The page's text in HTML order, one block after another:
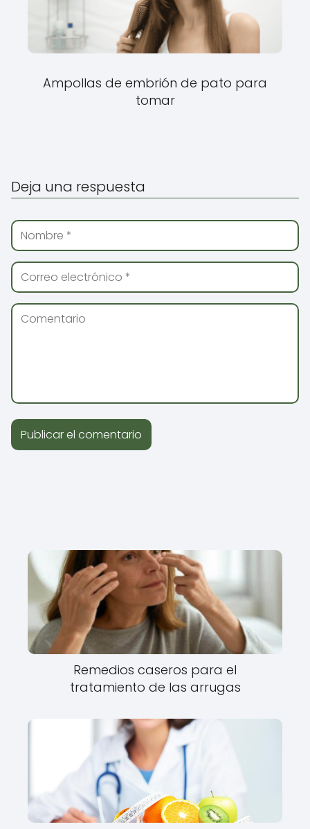
Ampollas de embrión de pato para
tomar
Deja una respuesta
Remedios caseros para el
tratamiento de las arrugas